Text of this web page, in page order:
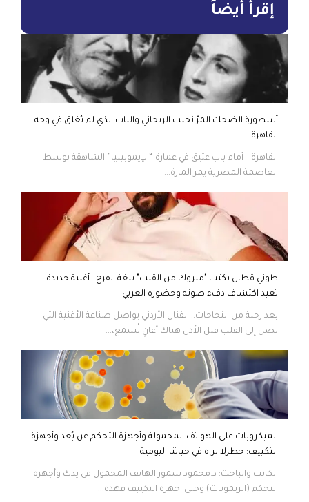
إقرأ أيضاً
أسطورة الضحك المرّ نجيب الريحاني والباب الذي لم يُغلق في وجه
القاهرة
القاهرة – أمام باب عتيق في عمارة “الإيموبيليا” الشاهقة بوسط
العاصمة المصرية يمر المارة...
طوني قطان يكتب "مبروك من القلب" بلغة الفرح.. أغنية جديدة
تعيد اكتشاف دفء صوته وحضوره العربي
بعد رحلة من النجاحات.. الفنان الأردني يواصل صناعة الأغنية التي
تصل إلى القلب قبل الأذن هناك أغانٍ تُسمع،...
الميكروبات على الهواتف المحمولة وأجهزة التحكم عن بُعد وأجهزة
التكييف: خطرلا نراه في حياتنا اليومية
الكاتب والباحث: د.محمود سمور الهاتف المحمول في يدك وأجهزة
التحكم (الريموتات) وحتى اجهزة التكييف فهذه...